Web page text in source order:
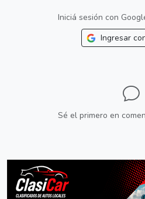
Iniciá sesión con
Ingresar
Sé el primero en